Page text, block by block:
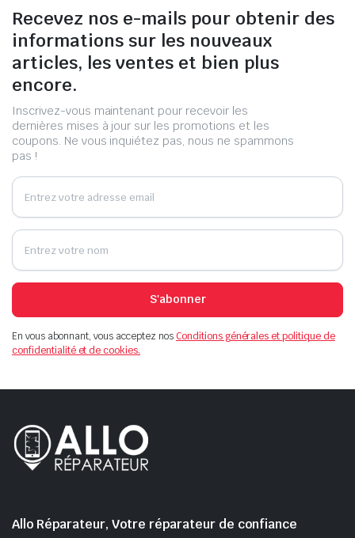
Recevez nos e-mails pour obtenir des
informations sur les nouveaux
articles, les ventes et bien plus
encore.
Inscrivez-vous maintenant pour recevoir les
dernières mises à jour sur les promotions et les
coupons. Ne vous inquiétez pas, nous ne spammons
pas !
S'abonner
En vous abonnant, vous acceptez nosConditions générales et politique de
confidentialité et de cookies.
Allo Réparateur, Votre réparateur de confiance